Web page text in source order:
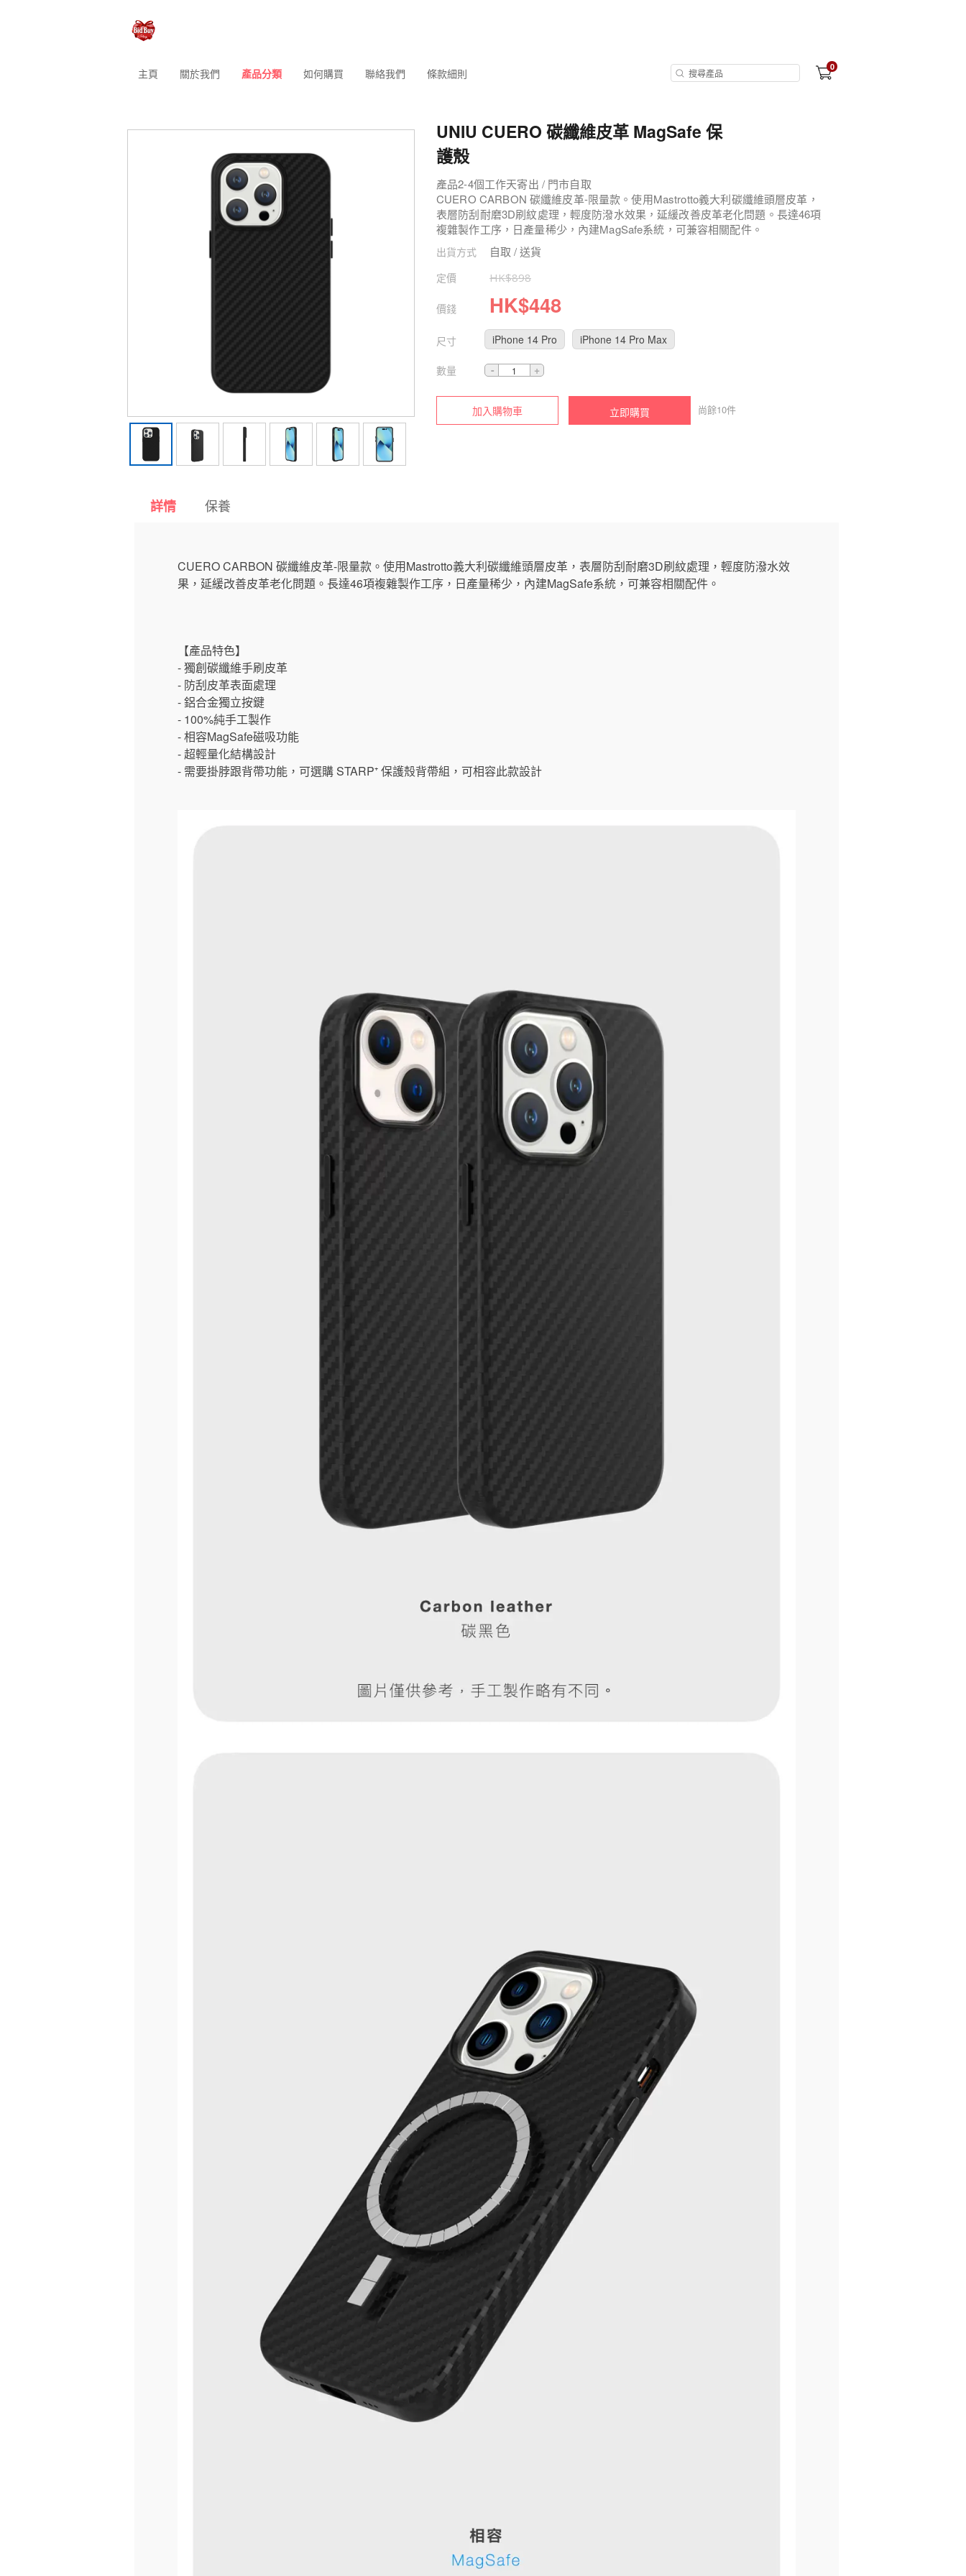
主頁 關於我們 產品分類 如何購買 聯絡我們 條款細則 0
UNIU CUERO 碳纖維皮革 MagSafe 保
護殼
產品2-4個工作天寄出 / 門市自取
CUERO CARBON 碳纖維皮革-限量款。使用Mastrotto義大利碳纖維頭層皮革，
表層防刮耐磨3D刷紋處理，輕度防潑水效果，延緩改善皮革老化問題。長達46項
複雜製作工序，日產量稀少，內建MagSafe系統，可兼容相關配件。
出貨方式 自取 / 送貨
定價 HK$898
價錢 HK$448
尺寸 iPhone 14 Pro iPhone 14 Pro Max
數量
加入購物車 立即購買 尚餘10件
詳情 保養
CUERO CARBON 碳纖維皮革-限量款。使用Mastrotto義大利碳纖維頭層皮革，表層防刮耐磨3D刷紋處理，輕度防潑水效
果，延緩改善皮革老化問題。長達46項複雜製作工序，日產量稀少，內建MagSafe系統，可兼容相關配件。
【產品特色】
- 獨創碳纖維手刷皮革
- 防刮皮革表面處理
- 鋁合金獨立按鍵
- 100%純手工製作
- 相容MagSafe磁吸功能
- 超輕量化結構設計
- 需要掛脖跟背帶功能，可選購 STARP⁺ 保護殼背帶組，可相容此款設計